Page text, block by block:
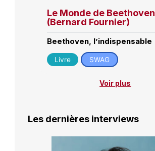
Le Monde de Beethoven
(Bernard Fournier)
Beethoven, l’indispensable
Livre SWAG
Voir plus
Les dernières interviews